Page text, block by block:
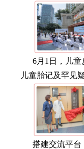
6月1日，儿
儿童胎记及罕见
搭建交流平